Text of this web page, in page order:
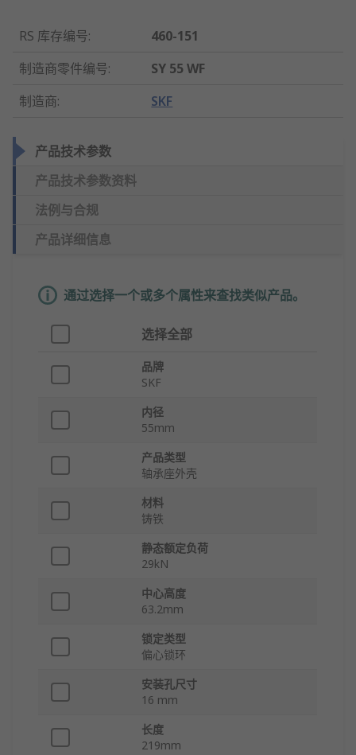
RS 库存编号:
460-151
制造商零件编号:
SY 55 WF
制造商: SKF
产品技术参数
产品技术参数资料
法例与合规
产品详细信息
通过选择一个或多个属性来查找类似产品。
选择全部
品牌
SKF
内径
55mm
产品类型
轴承座外壳
材料
铸铁
静态额定负荷
29kN
中心高度
63.2mm
锁定类型
偏心锁环
安装孔尺寸
16 mm
长度
219mm